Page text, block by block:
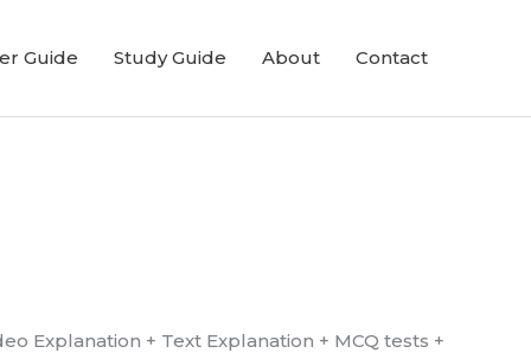
Guide Study Guide About Contact
(Video Explanation + Text Explanation + MCQ tests +